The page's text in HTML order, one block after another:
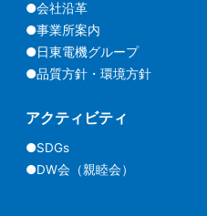
●会社沿革
●事業所案内
●日東電機グループ
●品質方針・環境方針
アクティビティ
●SDGs
●DW会（親睦会）